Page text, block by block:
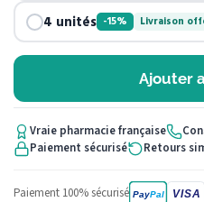
4 unités -15% Livraison
Ajouter
Vraie pharmacie française
Paiement sécurisé
Retours
Paiement 100% sécurisé PayPal VISA